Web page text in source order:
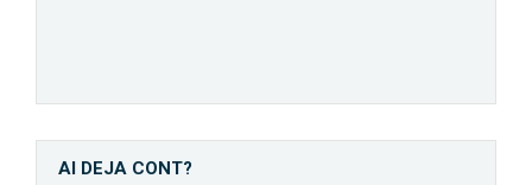
AI DEJA CONT?